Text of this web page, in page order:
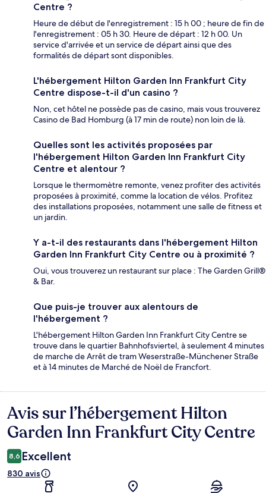
Centre ?
Heure de début de l'enregistrement : 15 h 00 ; heure de fin de
l'enregistrement : 05 h 30. Heure de départ : 12 h 00. Un
service d'arrivée et un service de départ ainsi que des
formalités de départ sont disponibles.
L'hébergement Hilton Garden Inn Frankfurt City
Centre dispose-t-il d'un casino ?
Non, cet hôtel ne possède pas de casino, mais vous trouverez
Casino de Bad Homburg (à 17 min de route) non loin de là.
Quelles sont les activités proposées par
l'hébergement Hilton Garden Inn Frankfurt City
Centre et alentour ?
Lorsque le thermomètre remonte, venez profiter des activités
proposées à proximité, comme la location de vélos. Profitez
des installations proposées, notamment une salle de fitness et
un jardin.
Y a-t-il des restaurants dans l'hébergement Hilton
Garden Inn Frankfurt City Centre ou à proximité ?
Oui, vous trouverez un restaurant sur place : The Garden Grill®
& Bar.
Que puis-je trouver aux alentours de
l'hébergement ?
L'hébergement Hilton Garden Inn Frankfurt City Centre se
trouve dans le quartier Bahnhofsviertel, à seulement 4 minutes
de marche de Arrêt de tram Weserstraße-Münchener Straße
et à 14 minutes de Marché de Noël de Francfort.
Avis
Avis sur l’hébergement Hilton
Garden Inn Frankfurt City Centre
8,6 Excellent
830 avis